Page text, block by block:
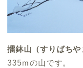
擂鉢山（すりばちや
335ｍの山です。